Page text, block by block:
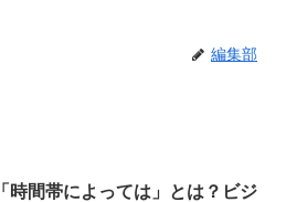
編集部
「時間帯によっては」とは？ビジ